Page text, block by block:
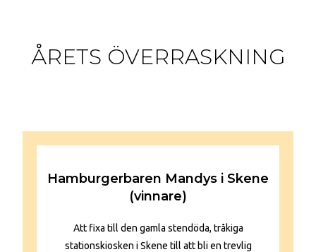
ÅRETS ÖVERRASKNING
Hamburgerbaren Mandys i Skene
(vinnare)
Att fixa till den gamla stendöda, tråkiga
stationskiosken i Skene till att bli en trevlig